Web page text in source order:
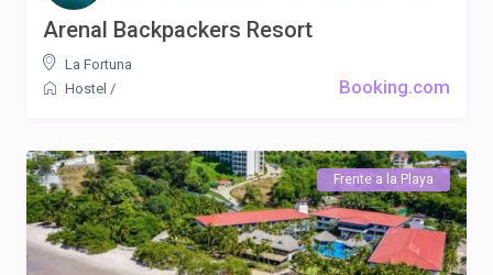
Booking.com
Arenal Backpackers Resort
La Fortuna
Hostel /
Frente a la Playa